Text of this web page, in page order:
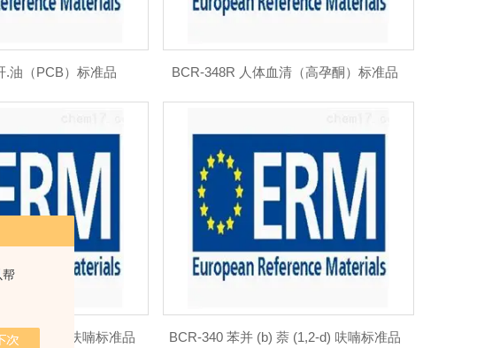
帮
.油（PCB）标准品 BCR-348R 人体血清（高孕酮）标准品
萘 (2,1-d) 呋喃标准品 BCR-340 苯并 (b) 萘 (1,2-d) 呋喃标准品